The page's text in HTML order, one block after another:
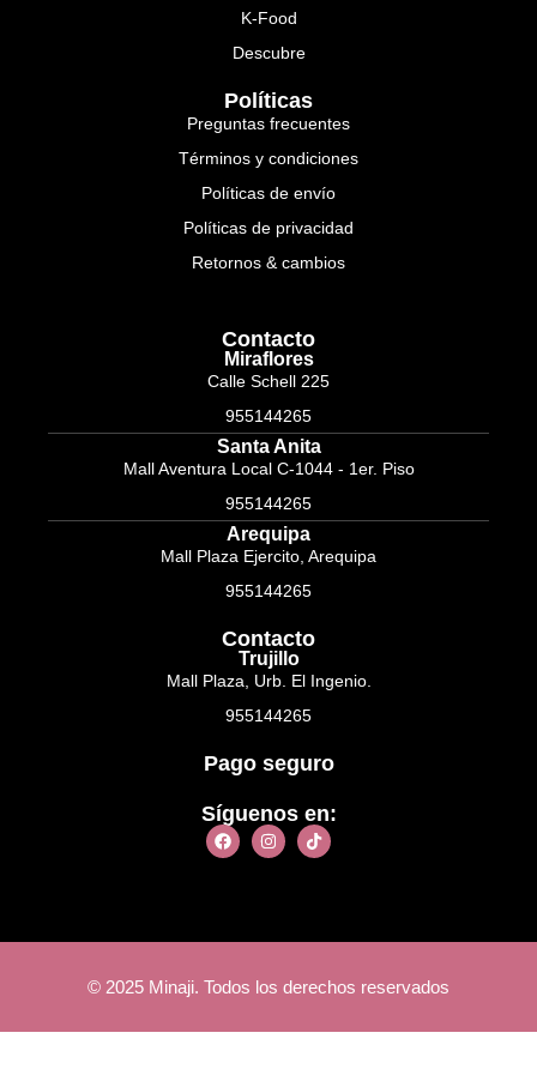
K-Food
Descubre
Políticas
Preguntas frecuentes
Términos y condiciones
Políticas de envío
Políticas de privacidad
Retornos & cambios
Contacto
Miraflores
Calle Schell 225
955144265
Santa Anita
Mall Aventura Local C-1044 - 1er. Piso
955144265
Arequipa
Mall Plaza Ejercito, Arequipa
955144265
Contacto
Trujillo
Mall Plaza, Urb. El Ingenio.
955144265
Pago seguro
Síguenos en:
© 2025 Minaji. Todos los derechos reservados